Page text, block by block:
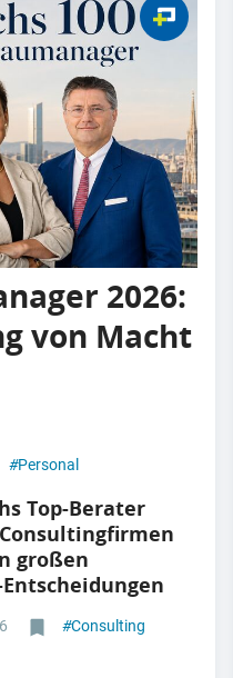
2026:
von Macht
#Personal
Top-Berater
großen
#Consulting